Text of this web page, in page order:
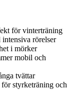
för vinterträning
rörelser
i mörker
mobil och
tvättar
styrketräning och